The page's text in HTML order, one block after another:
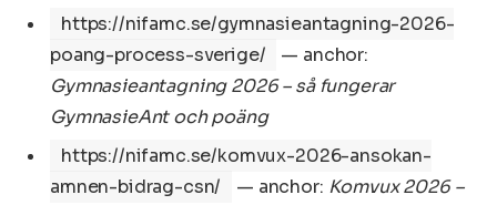
https://nifamc.se/gymnasieantagning-2026-
poang-process-sverige/
— anchor:
Gymnasieantagning 2026 – så fungerar
GymnasieAnt och poäng
https://nifamc.se/komvux-2026-ansokan-
amnen-bidrag-csn/
— anchor: Komvux 2026 –